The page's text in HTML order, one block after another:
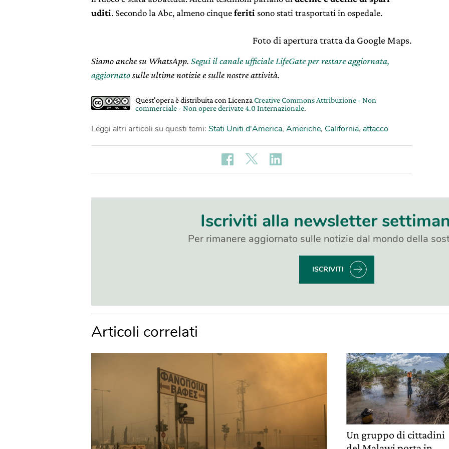
uditi. Secondo la Abc, almeno cinqueferiti sono stati trasportati in ospedale.
Foto di apertura tratta da Google Maps.
Siamo anche su WhatsApp. Segui il canale ufficiale LifeGate per restare aggiornata,
aggiornatosulle ultime notizie e sulle nostre attività.
Quest'opera è distribuita con Licenza Creative Commons Attribuzione - Non
commerciale - Non opere derivate 4.0 Internazionale.
Leggi altri articoli su questi temi: Stati Uniti d'America, Americhe, California, attacco
Iscriviti alla newsletter
Per rimanere aggiornato sulle notizie dal mondo della
ISCRIVITI
Articoli correlati
Un gruppo di cittadini